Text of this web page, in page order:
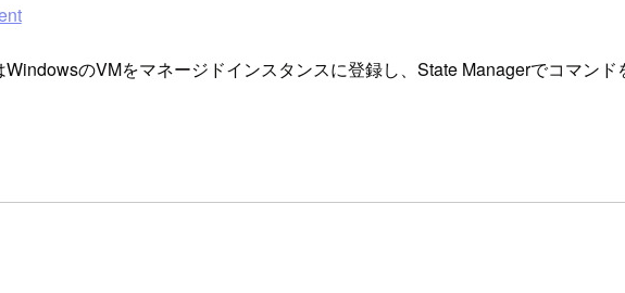
のVMをマネージドインスタンスに登録し、State Managerでコマンド